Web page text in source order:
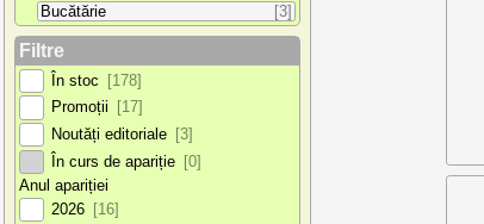
Bucătărie
[3]
Filtre
În stoc
[178]
Promoții
[17]
Noutăți editoriale [3]
În curs de apariție [0]
Anul apariției
2026 [16]